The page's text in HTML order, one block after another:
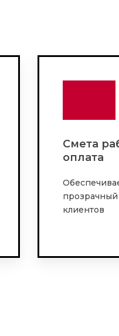
Смета
оплата
прозрачный
клиентов